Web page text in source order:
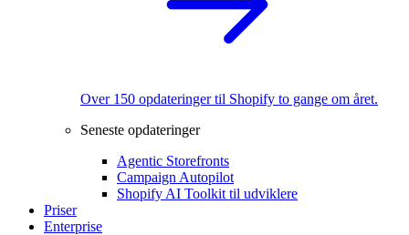
Over 150 opdateringer til Shopify to gange om året.
Seneste opdateringer
Agentic Storefronts
Campaign Autopilot
Shopify AI Toolkit til udviklere
Priser
Enterprise